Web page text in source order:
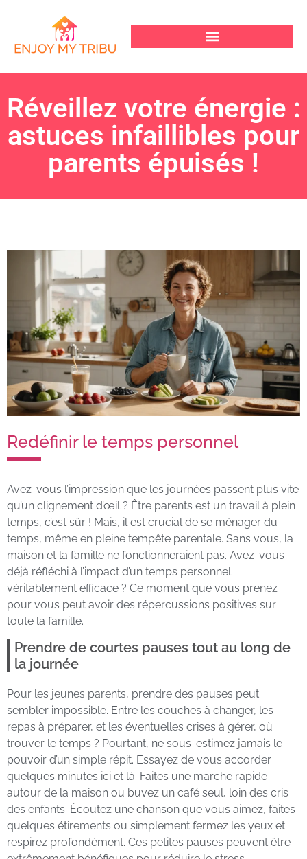
Réveillez votre énergie :
astuces infaillibles pour
parents épuisés !
Redéfinir le temps personnel
Avez-vous l’impression que les journées passent plus vite
qu’un clignement d’œil ? Être parents est un travail à plein
temps, c’est sûr ! Mais, il est crucial de se ménager du
temps, même en pleine tempête parentale. Sans vous, la
maison et la famille ne fonctionneraient pas. Avez-vous
déjà réfléchi à l’impact d’un temps personnel
véritablement efficace ? Ce moment que vous prenez
pour vous peut avoir des répercussions positives sur
toute la famille.
Prendre de courtes pauses tout au long de
la journée
Pour les jeunes parents, prendre des pauses peut
sembler impossible. Entre les couches à changer, les
repas à préparer, et les éventuelles crises à gérer, où
trouver le temps ? Pourtant, ne sous-estimez jamais le
pouvoir d’un simple répit. Essayez de vous accorder
quelques minutes ici et là. Faites une marche rapide
autour de la maison ou buvez un café seul, loin des cris
des enfants. Écoutez une chanson que vous aimez, faites
quelques étirements ou simplement fermez les yeux et
respirez profondément. Ces petites pauses peuvent être